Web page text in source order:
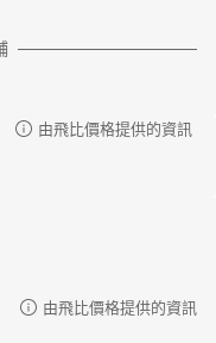
由飛比價格提供的資訊
由飛比價格提供的資訊